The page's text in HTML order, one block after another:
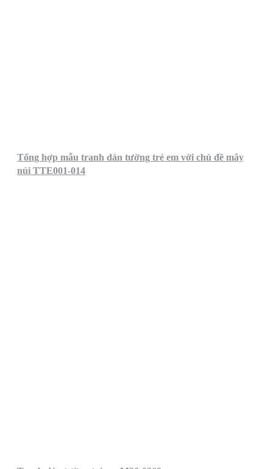
Tổng hợp mẫu tranh dán tường trẻ em với chủ đề mây
núi TTE001-014